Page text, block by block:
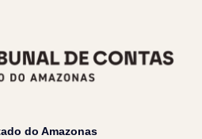
do Amazonas